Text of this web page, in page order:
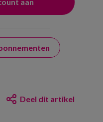
Deel dit artikel